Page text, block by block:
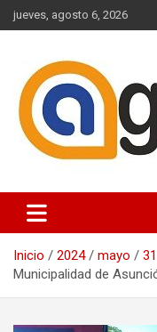
Saltar
al
jueves, agosto 6, 2026
Agenda
Inicio 2024 mayo
31
Municipalidad de